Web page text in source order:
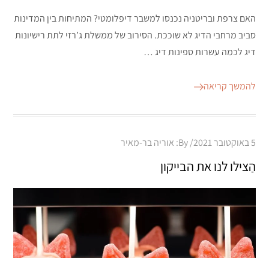
האם צרפת ובריטניה נכנסו למשבר דיפלומטי? המתיחות בין המדינות
סביב מרחבי הדיג לא שוככת. הסירוב של ממשלת ג’רזי לתת רישיונות
דיג לכמה עשרות ספינות דיג …
להמשך קריאה
Posted
5 באוקטובר 2021 By: אוריה בר-מאיר
הַצילו לנו את הבייקון